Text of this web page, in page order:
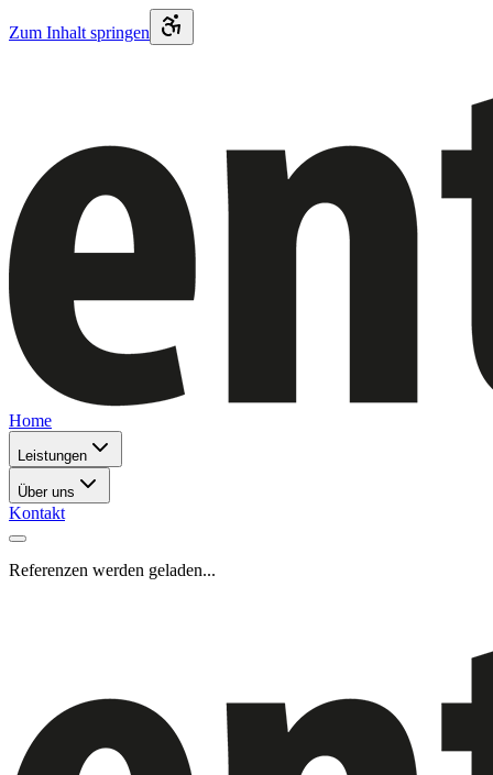
Zum Inhalt springen
Home
Leistungen
Über uns
Kontakt
Referenzen werden geladen...